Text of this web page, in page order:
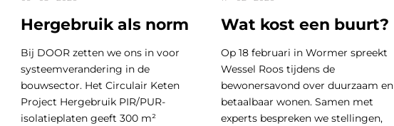
Hergebruik als norm
Bij DOOR zetten we ons in voor
systeemverandering in de
bouwsector. Het Circulair Keten
Project Hergebruik PIR/PUR-
isolatieplaten geeft 300 m²
Wat kost een buurt?
Op 18 februari in Wormer spreekt
Wessel Roos tijdens de
bewonersavond over duurzaam en
betaalbaar wonen. Samen met
experts bespreken we stellingen,